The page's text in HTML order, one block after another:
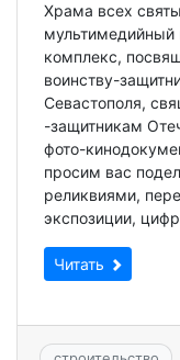
Храма всех
мультимедийный
комплекс,
воинству-
Севастополя,
-защитникам
фото-
просим вас
реликвиями,
экспозиции,
Читать